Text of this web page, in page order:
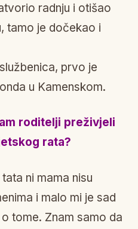
radnju i otišao
tamo je dočekao i
prvo je
u Kamenskom.
roditelji preživjeli
rata?
ni mama nisu
i malo mi je sad
tome. Znam samo da